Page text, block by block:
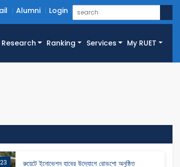
Alumni Login
Research Ranking Services My RUET
রুয়েটে ইনোভেশন হাবের উদ্যোগে রোডশো অনুষ্ঠিত